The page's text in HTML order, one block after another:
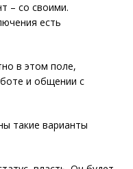
– со своими.
есть
в этом поле,
и общении с
такие варианты